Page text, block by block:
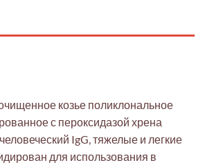
козье поликлональное
с пероксидазой хрена
IgG, тяжелые и легкие
для использования в